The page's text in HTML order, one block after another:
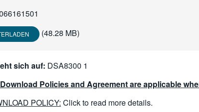
(48.28 MB)
sich auf: DSA8300 1
Policies and Agreement are applicable
POLICY: Click to read more details.